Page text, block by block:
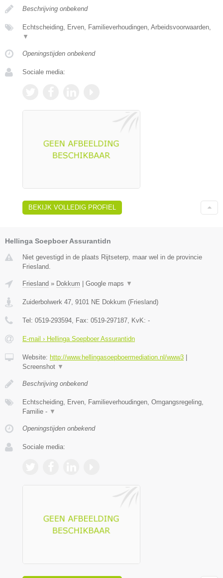
Beschrijving onbekend
Echtscheiding, Erven, Familieverhoudingen, Arbeidsvoorwaarden,
▼
Openingstijden onbekend
Sociale media:
BEKIJK VOLLEDIG PROFIEL
Hellinga Soepboer Assurantidn
Niet gevestigd in de plaats Rijtseterp, maar wel in de provincie
Friesland.
Friesland » Dokkum Google maps ▼
Zuiderbolwerk 47, 9101 NE Dokkum (Friesland)
Tel: 0519-293594, Fax: 0519-297187, KvK: -
E-mail › Hellinga Soepboer Assurantidn
Website: http://www.hellingasoepboermediation.nl/www3
Screenshot ▼
Beschrijving onbekend
Echtscheiding, Erven, Familieverhoudingen, Omgangsregeling,
Familie - ▼
Openingstijden onbekend
Sociale media: